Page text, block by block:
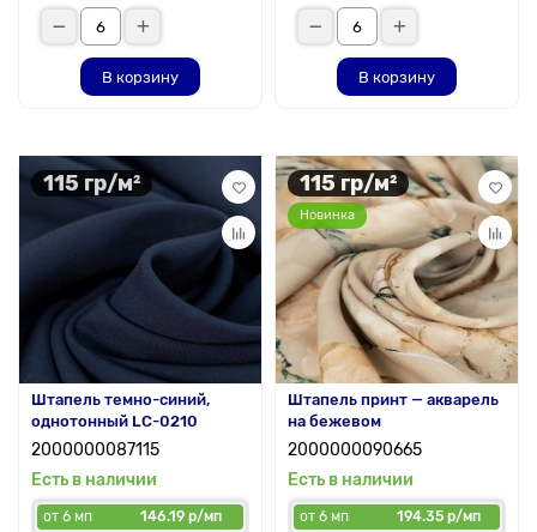
В корзину В корзину
115 гр/м²
Штапель темно-синий,
однотонный LC-0210
2000000087115
Есть в наличии
от 6 мп
146.19 р/мп
115 гр/м²
Новинка
Штапель принт — акварель
на бежевом
2000000090665
Есть в наличии
от 6 мп
194.35 р/мп